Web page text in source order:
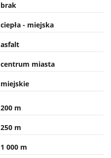
brak
ciepła - miejska
asfalt
centrum miasta
miejskie
200 m
250 m
1 000 m